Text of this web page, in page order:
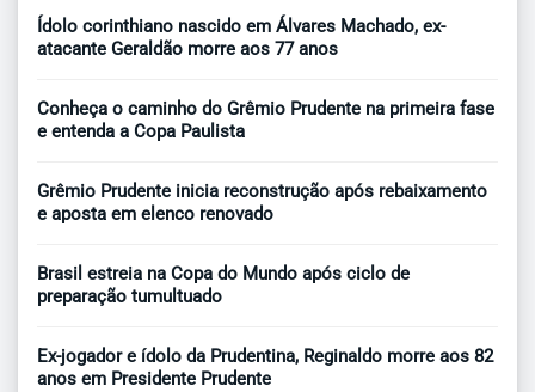
Ídolo corinthiano nascido em Álvares Machado, ex-
atacante Geraldão morre aos 77 anos
Conheça o caminho do Grêmio Prudente na primeira fase
e entenda a Copa Paulista
Grêmio Prudente inicia reconstrução após rebaixamento
e aposta em elenco renovado
Brasil estreia na Copa do Mundo após ciclo de
preparação tumultuado
Ex-jogador e ídolo da Prudentina, Reginaldo morre aos 82
anos em Presidente Prudente